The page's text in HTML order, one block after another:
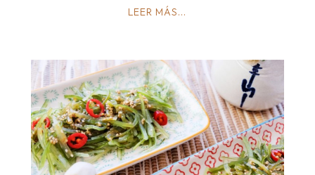
LEER MÁS...